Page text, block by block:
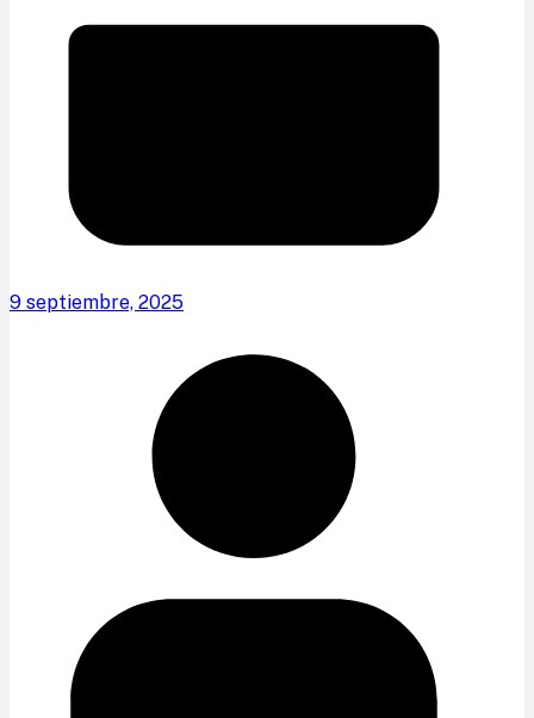
9 septiembre, 2025